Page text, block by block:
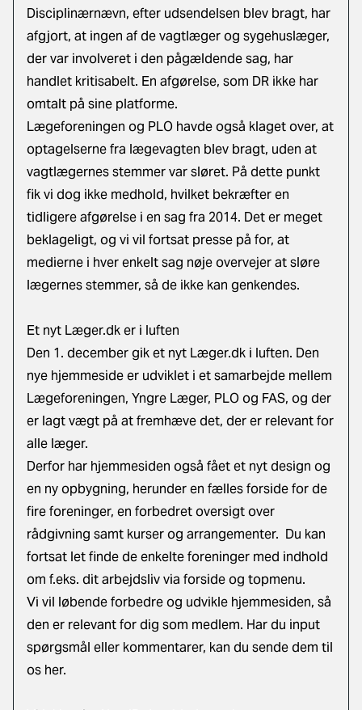
Disciplinærnævn, efter udsendelsen blev bragt, har
afgjort, at ingen af de vagtlæger og sygehuslæger,
der var involveret i den pågældende sag, har
handlet kritisabelt. En afgørelse, som DR ikke har
omtalt på sine platforme.
Lægeforeningen og PLO havde også klaget over, at
optagelserne fra lægevagten blev bragt, uden at
vagtlægernes stemmer var sløret. På dette punkt
fik vi dog ikke medhold, hvilket bekræfter en
tidligere afgørelse i en sag fra 2014. Det er meget
beklageligt, og vi vil fortsat presse på for, at
medierne i hver enkelt sag nøje overvejer at sløre
lægernes stemmer, så de ikke kan genkendes.
Et nyt Læger.dk er i luften
Den 1. december gik et nyt Læger.dk i luften. Den
nye hjemmeside er udviklet i et samarbejde mellem
Lægeforeningen, Yngre Læger, PLO og FAS, og der
er lagt vægt på at fremhæve det, der er relevant for
alle læger.
Derfor har hjemmesiden også fået et nyt design og
en ny opbygning, herunder en fælles forside for de
fire foreninger, en forbedret oversigt over
rådgivning samt kurser og arrangementer. Du kan
fortsat let finde de enkelte foreninger med indhold
om f.eks. dit arbejdsliv via forside og topmenu.
Vi vil løbende forbedre og udvikle hjemmesiden, så
den er relevant for dig som medlem. Har du input
spørgsmål eller kommentarer, kan du sende dem til
os her.